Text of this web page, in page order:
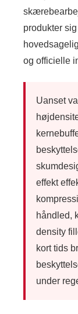
produkter
og officielle
Uanset
effekt
håndled,
density
kort tids
under